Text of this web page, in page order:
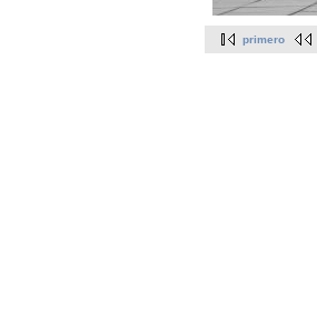
primero